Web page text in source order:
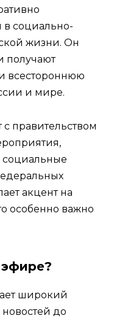
социально-
жизни. Он
получают
всестороннюю
и мире.
с правительством
социальные
акцент на
особенно важно
широкий
новостей до